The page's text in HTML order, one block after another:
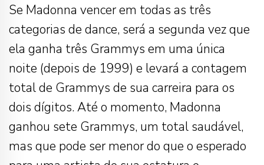
Se Madonna vencer em todas as três
categorias de dance, será a segunda vez que
ela ganha três Grammys em uma única
noite (depois de 1999) e levará a contagem
total de Grammys de sua carreira para os
dois dígitos. Até o momento, Madonna
ganhou sete Grammys, um total saudável,
mas que pode ser menor do que o esperado